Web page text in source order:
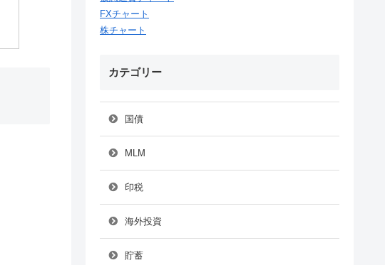
FXチャート
株チャート
カテゴリー
国債
MLM
印税
海外投資
貯蓄